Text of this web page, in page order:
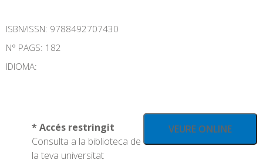
ISBN/ISSN: 9788492707430
N° PAGS: 182
IDIOMA:
VEURE ONLINE
* Accés restringit
Consulta a la biblioteca de
la teva universitat